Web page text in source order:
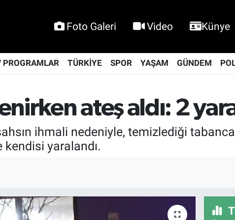
Foto Galeri Video Künye
PROGRAMLAR TÜRKİYE SPOR YAŞAM GÜNDEM
ateş aldı: 2
ihmali nedeniyle, temizlediği
yaralandı.